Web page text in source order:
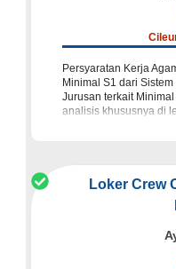
Persyaratan Kerja
Minimal S1 dari
Jurusan terkait
analisis khususnya di
Loker Crew